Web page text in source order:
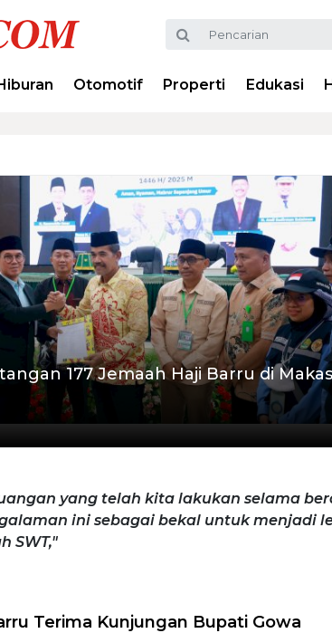
Otomotif Properti Edukasi
177 Jemaah Haji Barru di
yang telah kita lakukan selama
ini sebagai bekal untuk menjadi
SWT,"
Terima Kunjungan Bupati Gowa